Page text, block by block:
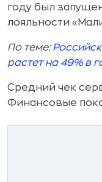
году был
лояльности
По теме:
растет на 49% в
Средний чек
Финансовые